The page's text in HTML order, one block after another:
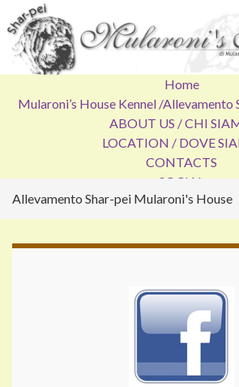
Home
Mularoni’s House Kennel /Allevamento
ABOUT US / CHI
LOCATION / DOVE
CONTACTS
SOCIAL
Allevamento Shar-pei Mularoni's House